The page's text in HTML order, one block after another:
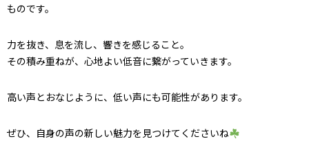
ものです。
力を抜き、息を流し、響きを感じること。
その積み重ねが、心地よい低音に繋がっていきます。
高い声とおなじように、低い声にも可能性があります。
ぜひ、自身の声の新しい魅力を見つけてくださいね